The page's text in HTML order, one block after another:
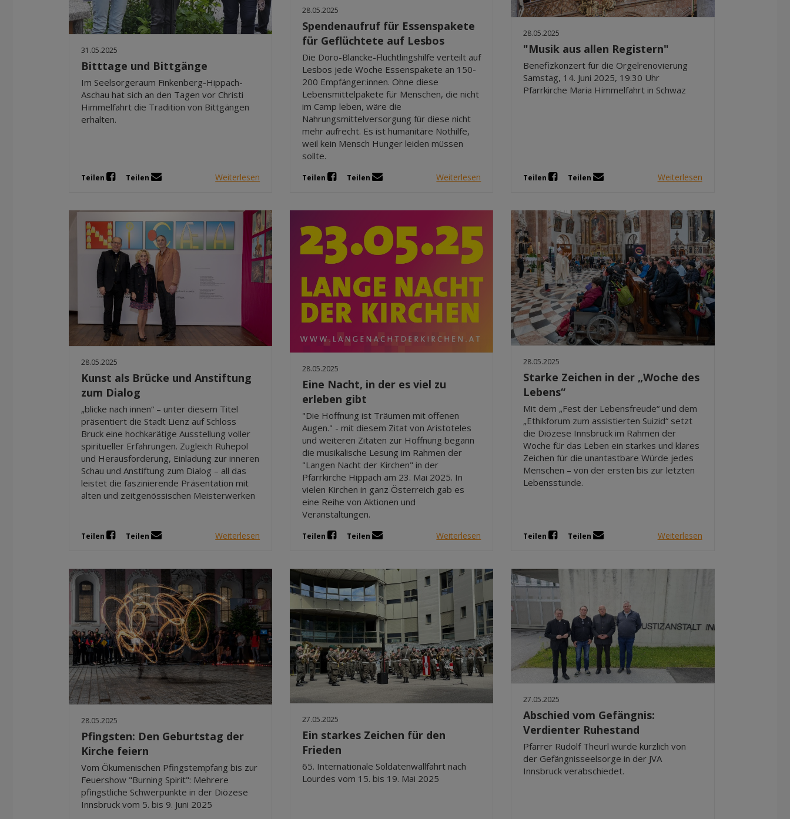
Dez 2025
Sep 2025
31.05.2025
Bitttage und Bittgänge
Im Seelsorgeraum Finkenberg-Hippach-
Aschau hat sich an den Tagen vor Christi
Himmelfahrt die Tradition von Bittgängen
erhalten.
Teilen Teilen Weiterlesen
28.05.2025
Spendenaufruf für Essenspakete
für Geflüchtete auf Lesbos
Die Doro-Blancke-Flüchtlingshilfe verteilt auf
Lesbos jede Woche Essenspakete an 150-
200 Empfänger:innen. Ohne diese
Lebensmittelpakete für Menschen, die nicht
im Camp leben, wäre die
Nahrungsmittelversorgung für diese nicht
mehr aufrecht. Es ist humanitäre Nothilfe,
weil kein Mensch Hunger leiden müssen
sollte.
Teilen Teilen Weiterlesen
28.05.2025
"Musik aus allen Registern"
Benefizkonzert für die Orgelrenovierung
Samstag, 14. Juni 2025, 19.30 Uhr
Pfarrkirche Maria Himmelfahrt in Schwaz
Teilen Teilen Weiterlesen
28.05.2025
Kunst als Brücke und Anstiftung
zum Dialog
„blicke nach innen“ – unter diesem Titel
präsentiert die Stadt Lienz auf Schloss
Bruck eine hochkarätige Ausstellung voller
spiritueller Erfahrungen. Zugleich Ruhepol
und Herausforderung, Einladung zur inneren
Schau und Anstiftung zum Dialog – all das
leistet die faszinierende Präsentation mit
alten und zeitgenössischen Meisterwerken
Teilen Teilen Weiterlesen
28.05.2025
Eine Nacht, in der es viel zu
erleben gibt
"Die Hoffnung ist Träumen mit offenen
Augen." - mit diesem Zitat von Aristoteles
und weiteren Zitaten zur Hoffnung begann
die musikalische Lesung im Rahmen der
"Langen Nacht der Kirchen" in der
Pfarrkirche Hippach am 23. Mai 2025. In
vielen Kirchen in ganz Österreich gab es
eine Reihe von Aktionen und
Veranstaltungen.
Teilen Teilen Weiterlesen
28.05.2025
Starke Zeichen in der „Woche des
Lebens“
Mit dem „Fest der Lebensfreude“ und dem
„Ethikforum zum assistierten Suizid“ setzt
die Diözese Innsbruck im Rahmen der
Woche für das Leben ein starkes und klares
Zeichen für die unantastbare Würde jedes
Menschen – von der ersten bis zur letzten
Lebensstunde.
Teilen Teilen Weiterlesen
28.05.2025
Pfingsten: Den Geburtstag der
Kirche feiern
Vom Ökumenischen Pfingstempfang bis zur
Feuershow "Burning Spirit": Mehrere
pfingstliche Schwerpunkte in der Diözese
Innsbruck vom 5. bis 9. Juni 2025
27.05.2025
Ein starkes Zeichen für den
Frieden
65. Internationale Soldatenwallfahrt nach
Lourdes vom 15. bis 19. Mai 2025
27.05.2025
Abschied vom Gefängnis:
Verdienter Ruhestand
Pfarrer Rudolf Theurl wurde kürzlich von
der Gefängnisseelsorge in der JVA
Innsbruck verabschiedet.